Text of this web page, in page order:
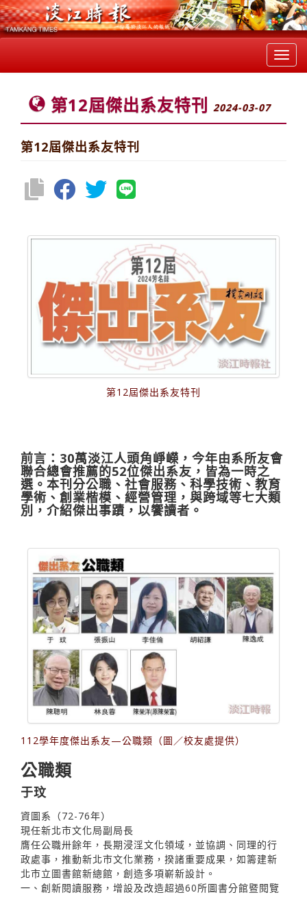
第12屆傑出系友特刊 2024-03-07
第12屆傑出系友特刊
第12屆傑出系友特刊
前言：30萬淡江人頭角崢嶸，今年由系所友會
聯合總會推薦的52位傑出系友，皆為一時之
選。本刊分公職、社會服務、科學技術、教育
學術、創業楷模、經營管理，與跨域等七大類
別，介紹傑出事蹟，以饗讀者。
112學年度傑出系友—公職類（圖／校友處提供）
公職類
于玟
資圖系（72-76年）
現任新北市文化局副局長
膺任公職卅餘年，長期浸淫文化領域，並協調、同理的行
政處事，推動新北市文化業務，揆諸重要成果，如籌建新
北市立圖書館新總館，創造多項嶄新設計。
一、創新閱讀服務，增設及改造超過60所圖書分館暨閱覽